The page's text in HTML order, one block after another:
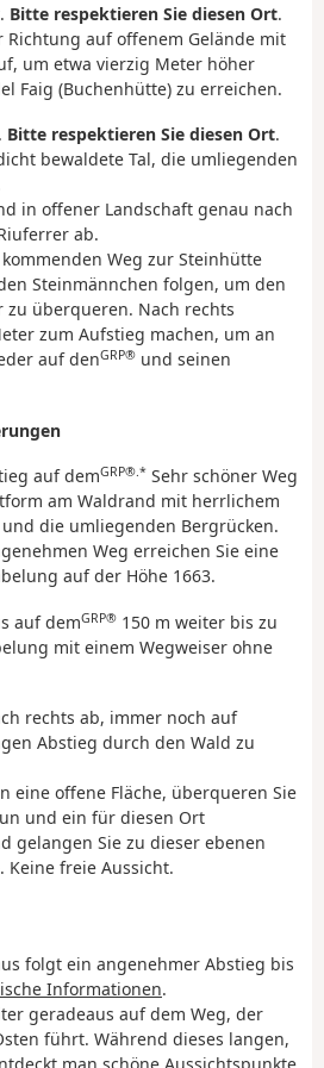
Bitte respektieren Sie diesen Ort.
auf offenem Gelände mit
um etwa vierzig Meter höher
Faig (Buchenhütte) zu erreichen.
Bitte respektieren Sie diesen Ort.
bewaldete Tal, die umliegenden
in offener Landschaft genau nach
ab.
Weg zur Steinhütte
Steinmännchen folgen, um den
zu überqueren. Nach rechts
zum Aufstieg machen, um an
auf denGRP® und seinen
auf demGRP®.* Sehr schöner Weg
am Waldrand mit herrlichem
die umliegenden Bergrücken.
Weg erreichen Sie eine
auf der Höhe 1663.
auf demGRP® 150 m weiter bis zu
mit einem Wegweiser ohne
rechts ab, immer noch auf
Abstieg durch den Wald zu
eine offene Fläche, überqueren Sie
und ein für diesen Ort
gelangen Sie zu dieser ebenen
Keine freie Aussicht.
folgt ein angenehmer Abstieg bis
Informationen.
geradeaus auf dem Weg, der
führt. Während dieses langen,